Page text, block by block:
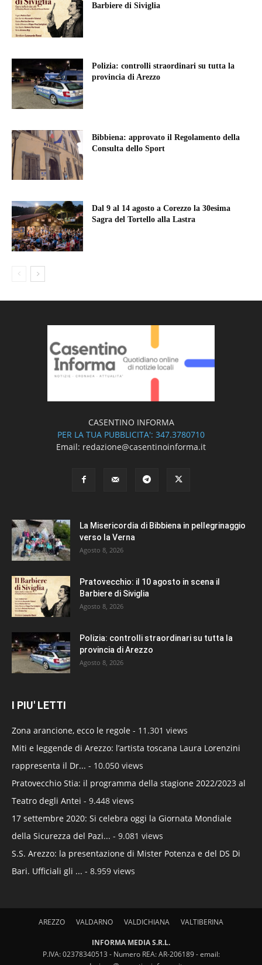
Barbiere di Siviglia
Polizia: controlli straordinari su tutta la
provincia di Arezzo
Bibbiena: approvato il Regolamento della
Consulta dello Sport
Dal 9 al 14 agosto a Corezzo la 30esima
Sagra del Tortello alla Lastra
CASENTINO INFORMA
PER LA TUA PUBBLICITA': 347.3780710
Email: redazione@casentinoinforma.it
La Misericordia di Bibbiena in pellegrinaggio
verso la Verna
Agosto 8, 2026
Pratovecchio: il 10 agosto in scena il
Barbiere di Siviglia
Agosto 8, 2026
Polizia: controlli straordinari su tutta la
provincia di Arezzo
Agosto 8, 2026
I PIU' LETTI
Zona arancione, ecco le regole - 11.301 views
Miti e leggende di Arezzo: l’artista toscana Laura Lorenzini
rappresenta il Dr... - 10.050 views
Pratovecchio Stia: il programma della stagione 2022/2023 al
Teatro degli Antei - 9.448 views
17 settembre 2020: Si celebra oggi la Giornata Mondiale
della Sicurezza del Pazi... - 9.081 views
S.S. Arezzo: la presentazione di Mister Potenza e del DS Di
Bari. Ufficiali gli ... - 8.959 views
AREZZO VALDARNO VALDICHIANA VALTIBERINA
INFORMA MEDIA S.R.L.
P.IVA: 02378340513 - Numero REA: AR-206189 - email: